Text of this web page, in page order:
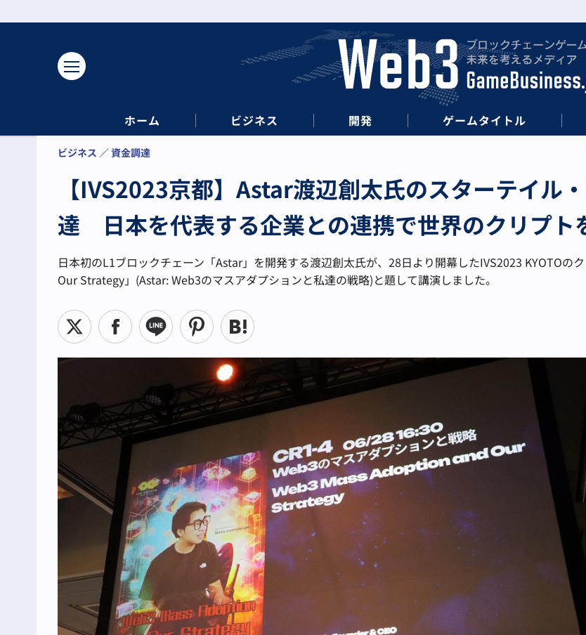
ホーム ビジネス 開発 ゲームタイトル
【IVS2023京都】Astar渡辺創太氏のスターテイル
達 日本を代表する企業との連携で世界のクリプト
日本初のL1ブロックチェーン「Astar」を開発する渡辺創太氏が、28日より開幕したIVS2023 KYOTO
Our Strategy」(Astar: Web3のマスアダプションと私達の戦略)と題して講演しました。
ビジネス 資金調達